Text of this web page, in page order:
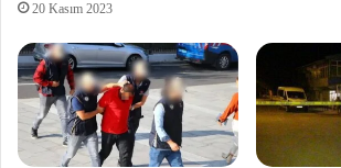
20 Kasım 2023